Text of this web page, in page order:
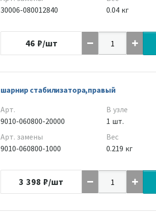
30006-080012840
0.04 кг
46 ₽/шт
шарнир стабилизатора,правый
Арт.
9010-060800-20000
Арт. замены
9010-060800-1000
В узле
1 шт.
Вес
0.219 кг
3 398 ₽/шт